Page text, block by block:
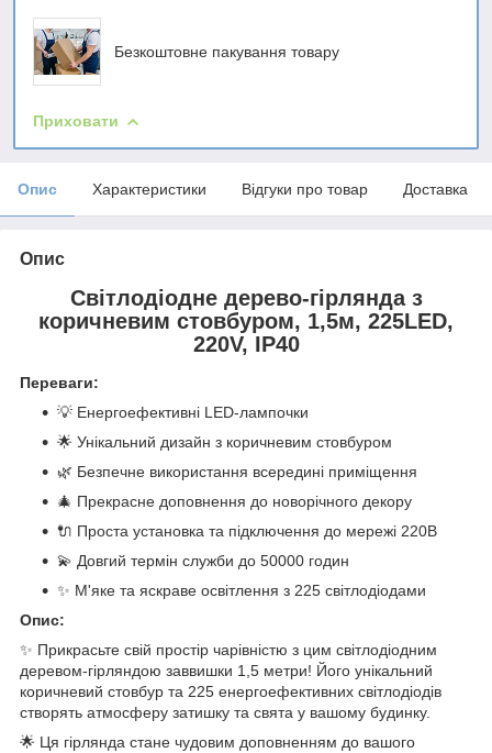
Безкоштовне пакування товару
Приховати
Опис Характеристики Відгуки про товар Доставка
Опис
Світлодіодне дерево-гірлянда з
коричневим стовбуром, 1,5м, 225LED,
220V, IP40
Переваги:
💡 Енергоефективні LED-лампочки
🌟 Унікальний дизайн з коричневим стовбуром
🌿 Безпечне використання всередині приміщення
🎄 Прекрасне доповнення до новорічного декору
🔌 Проста установка та підключення до мережі 220В
💫 Довгий термін служби до 50000 годин
✨ М'яке та яскраве освітлення з 225 світлодіодами
Опис:
✨ Прикрасьте свій простір чарівністю з цим світлодіодним
деревом-гірляндою заввишки 1,5 метри! Його унікальний
коричневий стовбур та 225 енергоефективних світлодіодів
створять атмосферу затишку та свята у вашому будинку.
🌟 Ця гірлянда стане чудовим доповненням до вашого